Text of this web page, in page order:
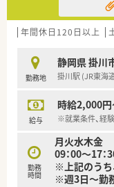
■DI業務や病棟
生致します。
≪託児所につい
■開園時間：平
※第1・3土曜日
■対象年齢：0
■保育料：
年間休日120日以上
勤務地
静岡県 掛川
掛川駅 (JR東海
給与
時給2,000
※就業条件、経
勤務
時間
月火水木金
09：00～17：
※上記のうち
※週3日～勤